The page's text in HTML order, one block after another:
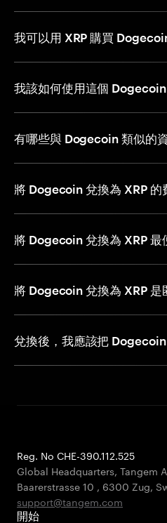
我可以用 XRP 購買
我該如何使用這個 Dogecoin
有哪些與 Dogecoin 類似的
將 Dogecoin 兌換為 XRP 的
將 Dogecoin 兌換為 XRP 最
將 Dogecoin 兌換為 XRP 是
兌換後，我應該把 Dogecoin
Reg. No CHE-390.112.525
Global Headquarters, Tangem
Baarerstrasse 10 , 6300 Zug,
support@tangem.com
開始